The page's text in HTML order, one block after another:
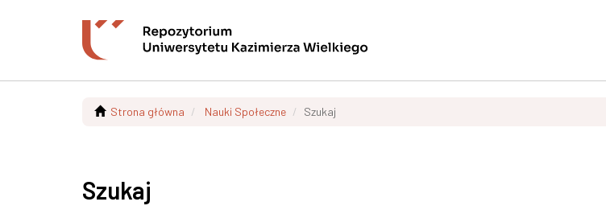
Strona główna Nauki Społeczne Szukaj
Szukaj